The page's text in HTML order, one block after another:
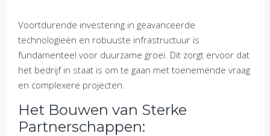
Voortdurende investering in geavanceerde
technologieën en robuuste infrastructuur is
fundamenteel voor duurzame groei. Dit zorgt ervoor dat
het bedrijf in staat is om te gaan met toenemende vraag
en complexere projecten.
Het Bouwen van Sterke
Partnerschappen: